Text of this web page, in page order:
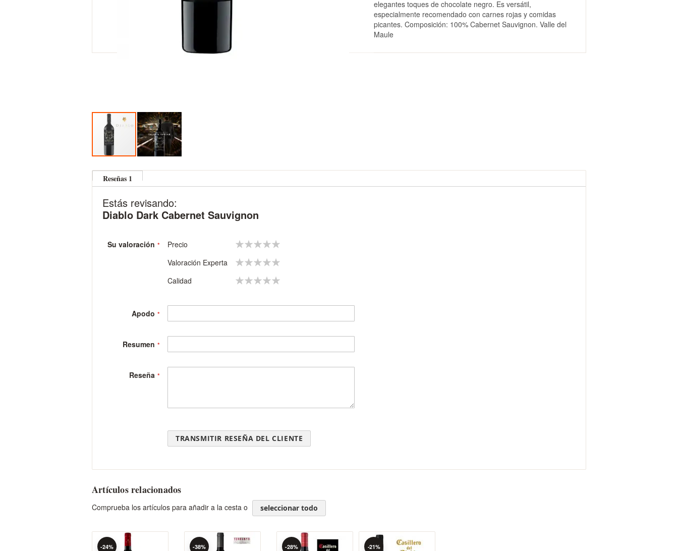
to
the
elegantes toques de chocolate negro. Es versátil,
especialmente recomendado con carnes rojas y comidas
picantes. Composición: 100% Cabernet Sauvignon. Valle del
Maule
Reseñas 1
Estás revisando:
Diablo Dark Cabernet Sauvignon
Su valoración Precio
1 2 3 4 5
Valoración Experta
1 2 3 4 5
Calidad
1 2 3 4 5
Apodo
Resumen
Reseña
TRANSMITIR RESEÑA DEL CLIENTE
Artículos relacionados
Comprueba los artículos para añadir a la cesta o seleccionar todo
-24% -38% -28% -21%